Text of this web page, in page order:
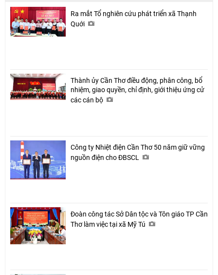
Ra mắt Tổ nghiên cứu phát triển xã Thạnh
Quới
Thành ủy Cần Thơ điều động, phân công, bổ
nhiệm, giao quyền, chỉ định, giới thiệu ứng cử
các cán bộ
Công ty Nhiệt điện Cần Thơ 50 năm giữ vững
nguồn điện cho ĐBSCL
Đoàn công tác Sở Dân tộc và Tôn giáo TP Cần
Thơ làm việc tại xã Mỹ Tú